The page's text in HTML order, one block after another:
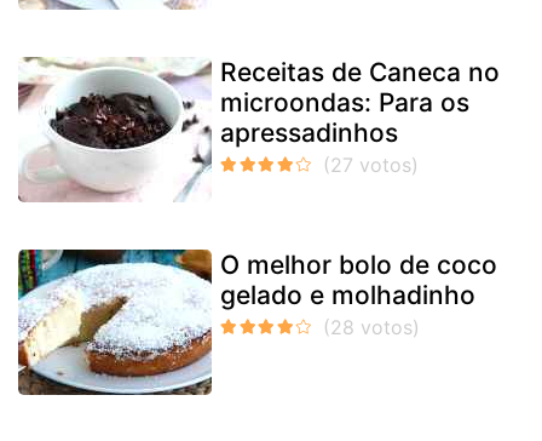
Receitas de Caneca no
microondas: Para os
apressadinhos
O melhor bolo de coco
gelado e molhadinho